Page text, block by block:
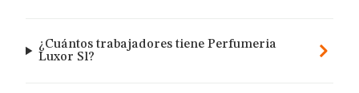
¿Cuántos trabajadores tiene Perfumeria
Luxor Sl?